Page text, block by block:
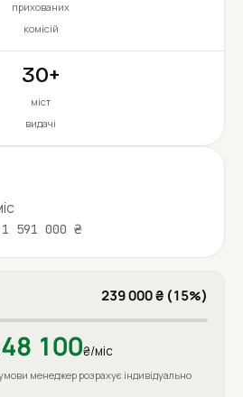
прихованих
комісій
30+
міст
видачі
591 000 ₴
239 000 ₴ (15%)
48 100₴/міс
менеджер розрахує індивідуально